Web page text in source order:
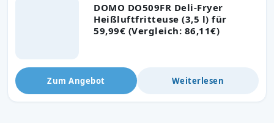
DOMO DO509FR Deli-Fryer
Heißluftfritteuse (3,5 l) für
59,99€ (Vergleich: 86,11€)
Zum Angebot Weiterlesen